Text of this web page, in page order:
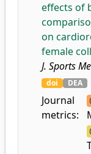
effects of
on
female
J. Sports
doi DEA
Journal
metrics: